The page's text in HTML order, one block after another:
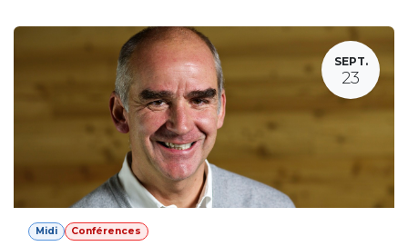
SEPT.
23
Midi Conférences